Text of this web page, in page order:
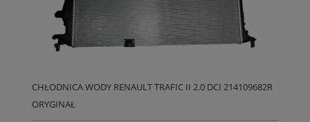
CHŁODNICA WODY RENAULT TRAFIC II 2.0 DCI 214109682R
ORYGINAŁ